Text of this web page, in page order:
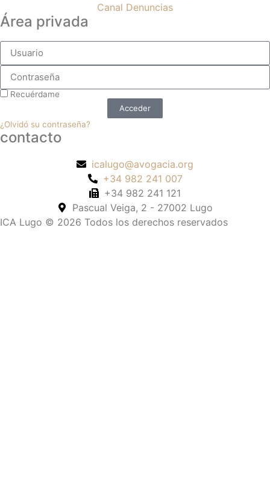
Canal Denuncias
Área privada
Recuérdame
Acceder
¿Olvidó su contraseña?
contacto
icalugo@avogacia.org
+34 982 241 007
+34 982 241 121
Pascual Veiga, 2 - 27002 Lugo
ICA Lugo © 2026 Todos los derechos reservados